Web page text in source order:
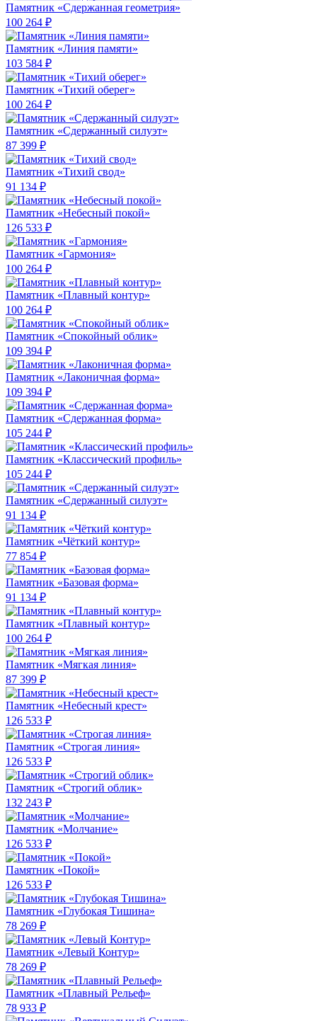
Памятник «Сдержанная геометрия»
100 264 ₽
Памятник «Линия памяти»
103 584 ₽
Памятник «Тихий оберег»
100 264 ₽
Памятник «Сдержанный силуэт»
87 399 ₽
Памятник «Тихий свод»
91 134 ₽
Памятник «Небесный покой»
126 533 ₽
Памятник «Гармония»
100 264 ₽
Памятник «Плавный контур»
100 264 ₽
Памятник «Спокойный облик»
109 394 ₽
Памятник «Лаконичная форма»
109 394 ₽
Памятник «Сдержанная форма»
105 244 ₽
Памятник «Классический профиль»
105 244 ₽
Памятник «Сдержанный силуэт»
91 134 ₽
Памятник «Чёткий контур»
77 854 ₽
Памятник «Базовая форма»
91 134 ₽
Памятник «Плавный контур»
100 264 ₽
Памятник «Мягкая линия»
87 399 ₽
Памятник «Небесный крест»
126 533 ₽
Памятник «Строгая линия»
126 533 ₽
Памятник «Строгий облик»
132 243 ₽
Памятник «Молчание»
126 533 ₽
Памятник «Покой»
126 533 ₽
Памятник «Глубокая Тишина»
78 269 ₽
Памятник «Левый Контур»
78 269 ₽
Памятник «Плавный Рельеф»
78 933 ₽